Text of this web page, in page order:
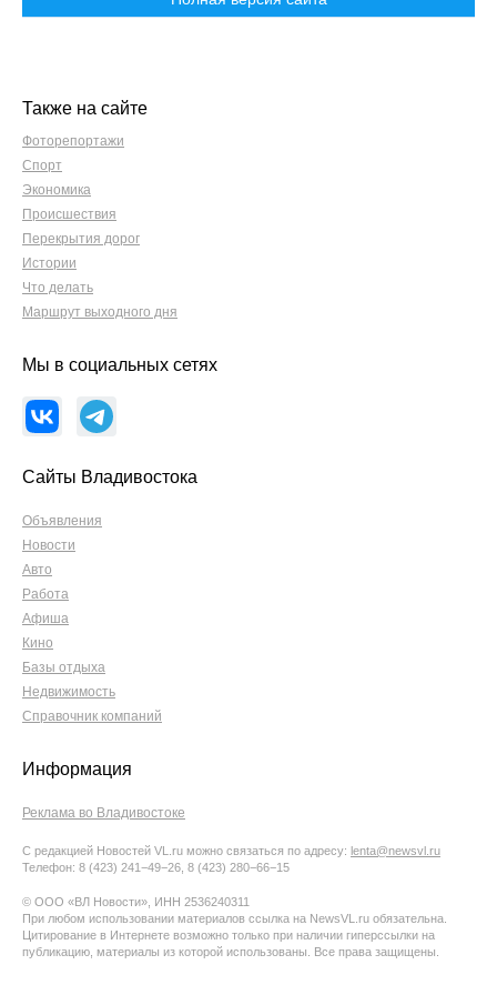
Также на сайте
Фоторепортажи
Спорт
Экономика
Происшествия
Перекрытия дорог
Истории
Что делать
Маршрут выходного дня
Мы в социальных сетях
Сайты Владивостока
Объявления
Новости
Авто
Работа
Афиша
Кино
Базы отдыха
Недвижимость
Справочник компаний
Информация
Реклама во Владивостоке
С редакцией Новостей VL.ru можно связаться по адресу: lenta@newsvl.ru
Телефон: 8 (423) 241−49−26, 8 (423) 280−66−15
© ООО «ВЛ Новости», ИНН 2536240311
При любом использовании материалов ссылка на NewsVL.ru обязательна.
Цитирование в Интернете возможно только при наличии гиперссылки на
публикацию, материалы из которой использованы. Все права защищены.